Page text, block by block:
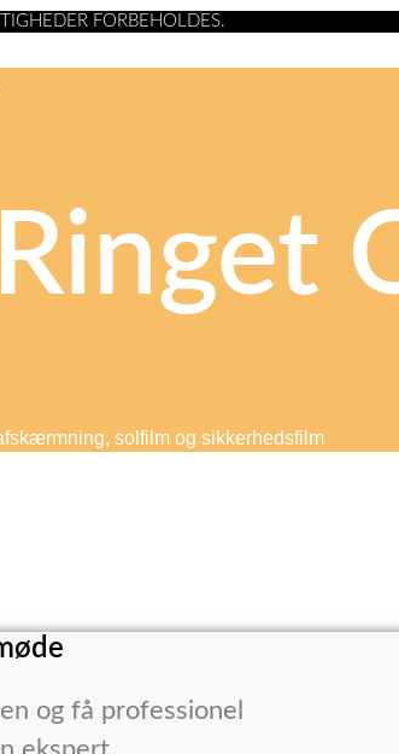
FORBEHOLDES.
solfilm og sikkerhedsfilm
og få professionel